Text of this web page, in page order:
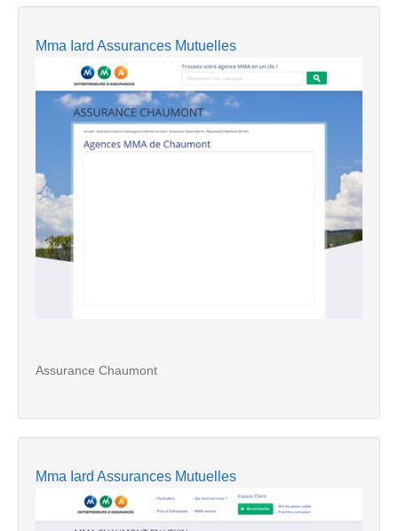
Mma Iard Assurances Mutuelles
Assurance Chaumont
Mma Iard Assurances Mutuelles